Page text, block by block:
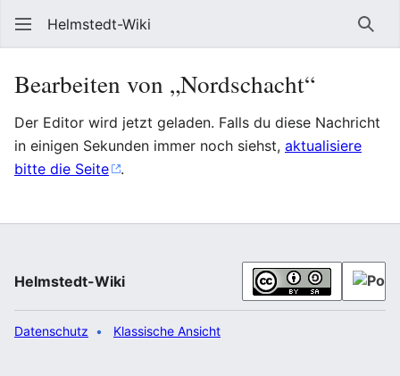
Helmstedt-Wiki
Bearbeiten von „Nordschacht“
Der Editor wird jetzt geladen. Falls du diese Nachricht
in einigen Sekunden immer noch siehst, aktualisiere
bitte die Seite
.
Helmstedt-Wiki
Datenschutz Klassische Ansicht